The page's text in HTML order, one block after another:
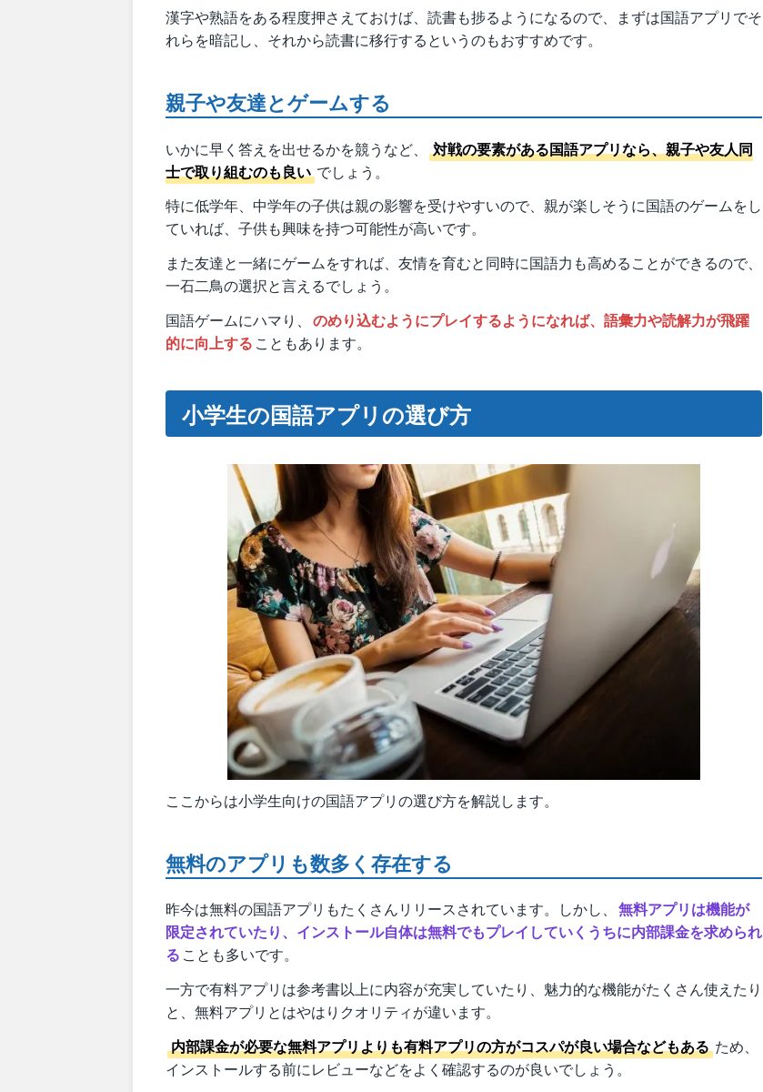
漢字や熟語をある程度押さえておけば、読書も捗るようになるので、まずは国語アプリでそ
れらを暗記し、それから読書に移行するというのもおすすめです。
親子や友達とゲームする
いかに早く答えを出せるかを競うなど、
対戦の要素がある国語アプリなら、親子や友人同
士で取り組むのも良い でしょう。
特に低学年、中学年の子供は親の影響を受けやすいので、親が楽しそうに国語のゲームをし
ていれば、子供も興味を持つ可能性が高いです。
また友達と一緒にゲームをすれば、友情を育むと同時に国語力も高めることができるので、
一石二鳥の選択と言えるでしょう。
国語ゲームにハマり、 のめり込むようにプレイするようになれば、語彙力や読解力が飛躍
的に向上する こともあります。
小学生の国語アプリの選び方
ここからは小学生向けの国語アプリの選び方を解説します。
無料のアプリも数多く存在する
昨今は無料の国語アプリもたくさんリリースされています。しかし、 無料アプリは機能が
限定されていたり、インストール自体は無料でもプレイしていくうちに内部課金を求められ
る ことも多いです。
一方で有料アプリは参考書以上に内容が充実していたり、魅力的な機能がたくさん使えたり
と、無料アプリとはやはりクオリティが違います。
内部課金が必要な無料アプリよりも有料アプリの方がコスパが良い場合などもある ため、
インストールする前にレビューなどをよく確認するのが良いでしょう。